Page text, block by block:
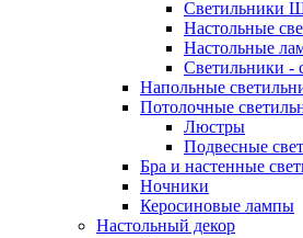
Светильники
Настольные
Настольные
Светильники -
Напольные
Потолочные
Люстры
Подвесные
Бра и настенные
Ночники
Керосиновые лампы
Настольный декор